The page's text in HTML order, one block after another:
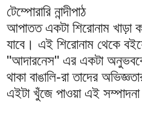
টেম্পোরারি নান্দীপাঠ
আপাতত একটা শিরোনাম খাড়া
যাবে। এই শিরোনাম থেকে
"আদারনেস" এর একটা
থাকা বাঙালি-রা তাদের
এইটা খুঁজে পাওয়া এই